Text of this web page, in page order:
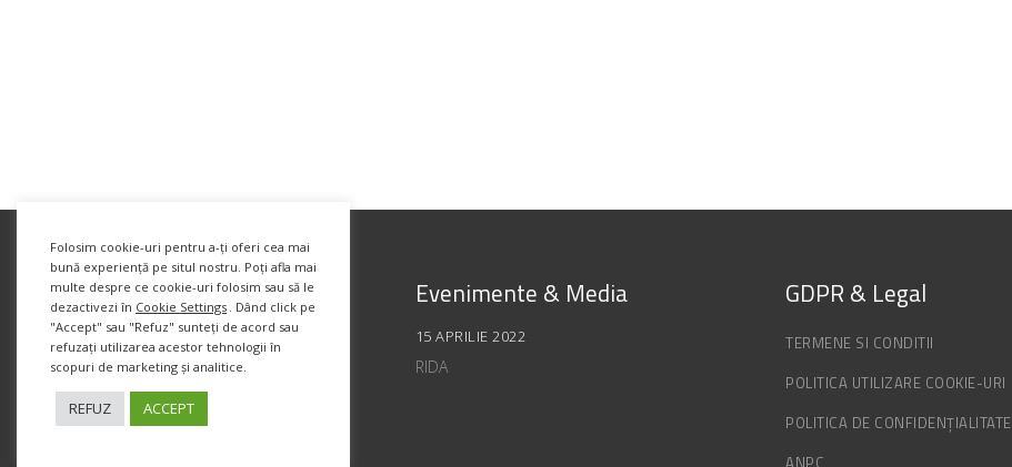
Evenimente & Media
15 APRILIE 2022
RIDA
GDPR & Legal
TERMENE SI CONDITII
POLITICA UTILIZARE COOKIE-URI
POLITICA DE CONFIDENȚIALITATE
Folosim cookie-uri pentru a-ți oferi cea mai
bună experiență pe situl nostru. Poți afla mai
multe despre ce cookie-uri folosim sau să le
dezactivezi în Cookie Settings . Dând click pe
"Accept" sau "Refuz" sunteți de acord sau
refuzați utilizarea acestor tehnologii în
scopuri de marketing și analitice.
REFUZ ACCEPT